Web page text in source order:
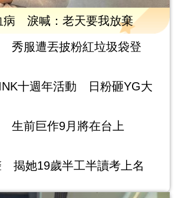
病 淚喊：老天要我放棄
秀服遭丟披粉紅垃圾袋登
十週年活動 日粉砸YG大
生前巨作9月將在台上
揭她19歲半工半讀考上名